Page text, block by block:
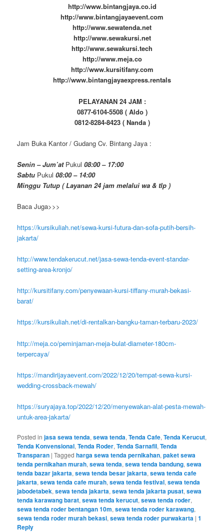
http://www.bintangjaya.co.id
http://www.bintangjayaevent.com
http://www.sewatenda.net
http://www.sewakursi.net
http://www.sewakursi.tech
http://www.meja.co
http://www.kursitifany.com
http://www.bintangjayaexpress.rentals
PELAYANAN 24 JAM :
0877-6104-5508 ( Aldo )
0812-8284-8423 ( Nanda )
Jam Buka Kantor / Gudang Cv. Bintang Jaya :
Senin – Jum’atPukul08:00 – 17:00
Sabtu Pukul08:00 – 14:00
Minggu Tutup ( Layanan 24 jam melalui wa & tlp )
Baca Juga>>>
https://kursikuliah.net/sewa-kursi-futura-dan-sofa-putih-bersih-
jakarta/
http://www.tendakerucut.net/jasa-sewa-tenda-event-standar-
setting-area-kronjo/
http://kursitifany.com/penyewaan-kursi-tiffany-murah-bekasi-
barat/
https://kursikuliah.net/di-rentalkan-bangku-taman-terbaru-2023/
http://meja.co/peminjaman-meja-bulat-diameter-180cm-
terpercaya/
https://mandirijayaevent.com/2022/12/20/tempat-sewa-kursi-
wedding-crossback-mewah/
https://suryajaya.top/2022/12/20/menyewakan-alat-pesta-mewah-
untuk-area-jakarta/
Posted in jasa sewa tenda,sewa tenda,Tenda Cafe,Tenda Kerucut,
Tenda Konvensional,Tenda Roder,Tenda Sarnafil,Tenda
Transparan |Tagged harga sewa tenda pernikahan,paket sewa
tenda pernikahan murah,sewa tenda,sewa tenda bandung,sewa
tenda bazar jakarta,sewa tenda besar jakarta,sewa tenda cafe
jakarta,sewa tenda cafe murah,sewa tenda festival,sewa tenda
jabodetabek,sewa tenda jakarta,sewa tenda jakarta pusat,sewa
tenda karawang barat,sewa tenda kerucut,sewa tenda roder,
sewa tenda roder bentangan 10m,sewa tenda roder karawang,
sewa tenda roder murah bekasi,sewa tenda roder purwakarta |1
Reply